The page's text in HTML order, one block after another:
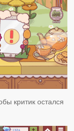
критик остался